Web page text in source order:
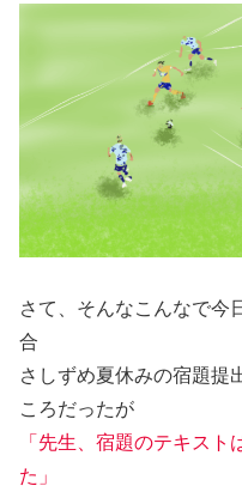
さて、そんなこんなで今
合
さしずめ夏休みの宿題提
ころだったが
「先生、宿題のテキス
た」